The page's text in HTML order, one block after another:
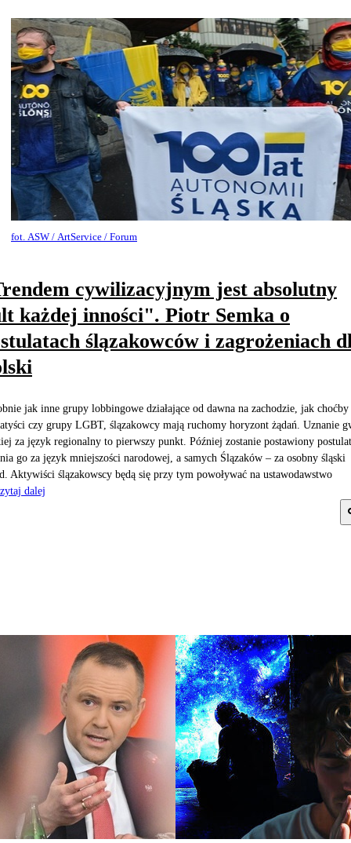
fot. ASW / ArtService / Forum
cywilizacyjnym jest absolutny
każdej inności". Piotr Semka o
ślązakowców i zagrożeniach
jak inne grupy lobbingowe działające od dawna na zachodzie, jak choćby
czy grupy LGBT, ślązakowcy mają ruchomy horyzont żądań. Uznanie
za język regionalny to pierwszy punkt. Później zostanie postawiony postulat
go za język mniejszości narodowej, a samych Ślązaków – za osobny śląski
Aktywiści ślązakowscy będą się przy tym powoływać na ustawodawstwo
dalej